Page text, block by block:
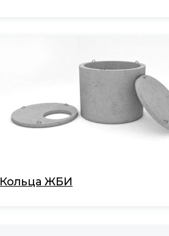
Кольца ЖБИ